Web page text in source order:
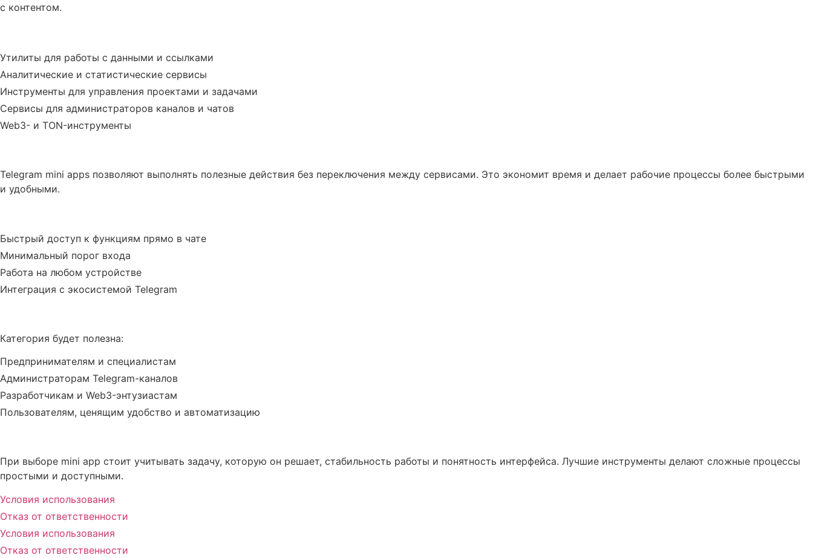
с контентом.
Утилиты для работы с данными и ссылками
Аналитические и статистические сервисы
Инструменты для управления проектами и задачами
Сервисы для администраторов каналов и чатов
Web3- и TON-инструменты
Telegram mini apps позволяют выполнять полезные действия без переключения между сервисами. Это экономит время и делает рабочие процессы более быстрыми
и удобными.
Быстрый доступ к функциям прямо в чате
Минимальный порог входа
Работа на любом устройстве
Интеграция с экосистемой Telegram
Категория будет полезна:
Предпринимателям и специалистам
Администраторам Telegram-каналов
Разработчикам и Web3-энтузиастам
Пользователям, ценящим удобство и автоматизацию
При выборе mini app стоит учитывать задачу, которую он решает, стабильность работы и понятность интерфейса. Лучшие инструменты делают сложные процессы
простыми и доступными.
Условия использования
Отказ от ответственности
Условия использования
Отказ от ответственности